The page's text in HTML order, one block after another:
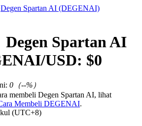
Degen Spartan AI (DEGENAI)
Degen Spartan AI
/USD: $0
: 0 （--%）
membeli Degen Spartan AI, lihat
Membeli DEGENAI.
(UTC+8)